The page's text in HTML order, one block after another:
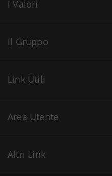
I Valori
Il Gruppo
Link Utili
Area Utente
Altri Link